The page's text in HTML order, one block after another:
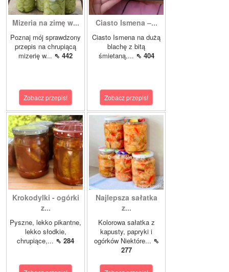
Mizeria na zimę w...
Poznaj mój sprawdzony
przepis na chrupiącą
mizerię w... ⇖ 442
Zobacz przepis!
Ciasto Ismena –...
Ciasto Ismena na dużą
blachę z bitą
śmietaną,... ⇖ 404
Zobacz przepis!
Krokodylki - ogórki
z...
Pyszne, lekko pikantne,
lekko słodkie,
chrupiące,... ⇖ 284
Najlepsza sałatka
z...
Kolorowa sałatka z
kapusty, papryki i
ogórków Niektóre... ⇖
277